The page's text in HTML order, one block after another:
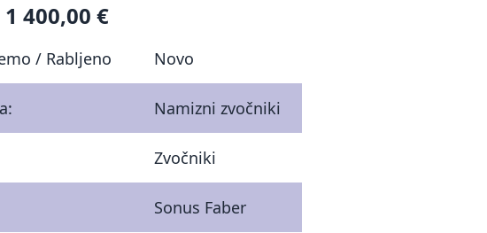
1 400,00 €
/ Rabljeno Novo
Namizni zvočniki
Zvočniki
Sonus Faber